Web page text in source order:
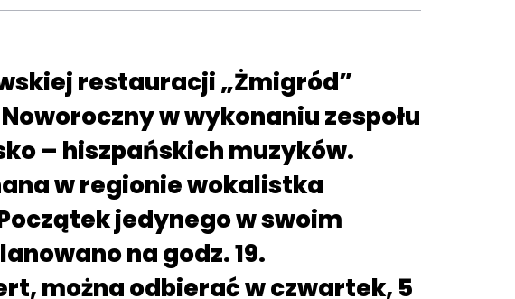
restauracji „Żmigród”
w wykonaniu zespołu
– hiszpańskich muzyków.
w regionie wokalistka
jedynego w swoim
na godz. 19.
można odbierać w czwartek, 5